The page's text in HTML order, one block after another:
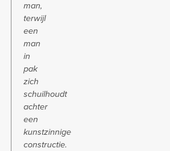
man,
terwijl
een
man
in
pak
zich
schuilhoudt
achter
een
kunstzinnige
constructie.